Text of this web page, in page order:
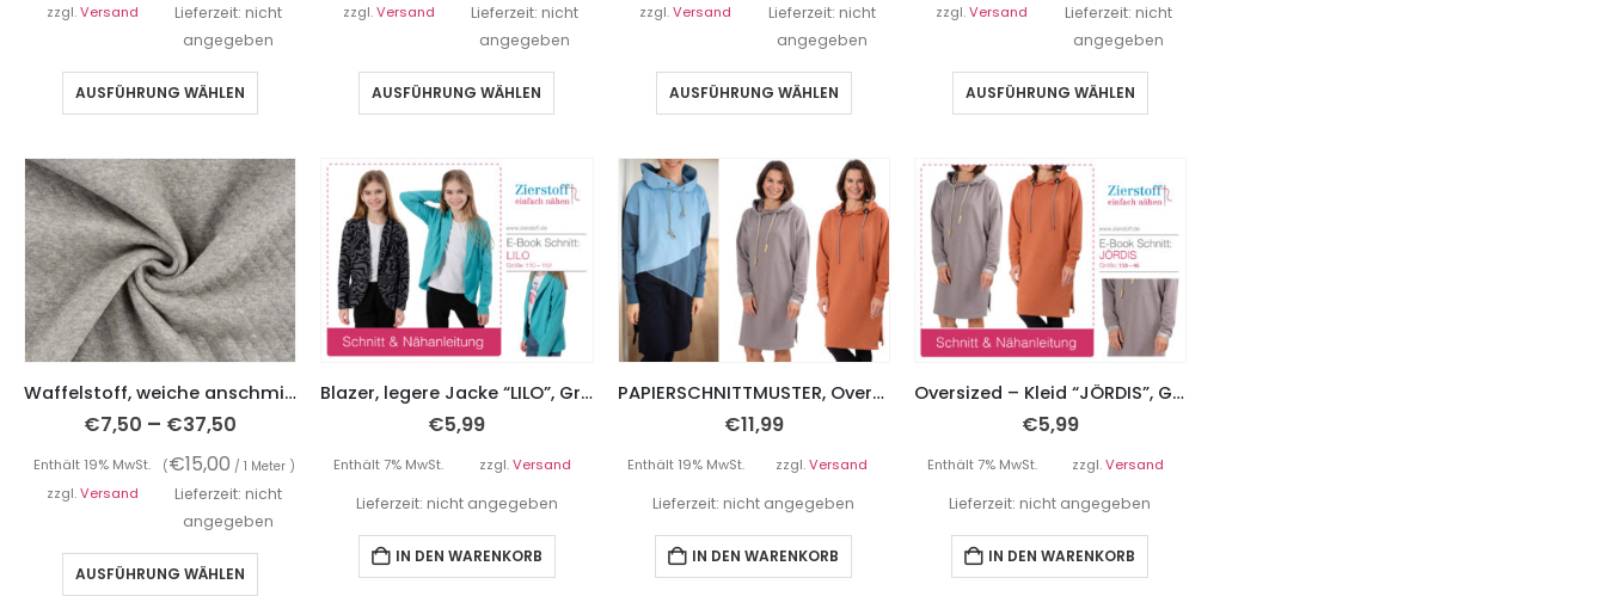
zzgl.Versand
Lieferzeit: nicht
angegeben
AUSFÜHRUNG WÄHLEN
zzgl.Versand
Lieferzeit: nicht
angegeben
AUSFÜHRUNG WÄHLEN
zzgl.Versand
Lieferzeit: nicht
angegeben
AUSFÜHRUNG WÄHLEN
zzgl.Versand
Lieferzeit: nicht
angegeben
AUSFÜHRUNG WÄHLEN
Waffelstoff, weiche anschmiegsame Qualität – helles Grau, Melangeoptik
€7,50 – €37,50
Enthält 19% MwSt. (€15,00 / 1 Meter )
zzgl.Versand
Lieferzeit: nicht
angegeben
AUSFÜHRUNG WÄHLEN
Blazer, legere Jacke “LILO”, Gr. 110 – 152
€5,99
Enthält 7% MwSt. zzgl.Versand
Lieferzeit: nicht angegeben
IN DEN WARENKORB
PAPIERSCHNITTMUSTER, Oversized – Kleid “JÖRDIS”, Gr. 158 – Damengr. 46
€11,99
Enthält 19% MwSt. zzgl.Versand
Lieferzeit: nicht angegeben
IN DEN WARENKORB
Oversized – Kleid “JÖRDIS”, Gr. 158 – Damengr. 46
€5,99
Enthält 7% MwSt. zzgl.Versand
Lieferzeit: nicht angegeben
IN DEN WARENKORB